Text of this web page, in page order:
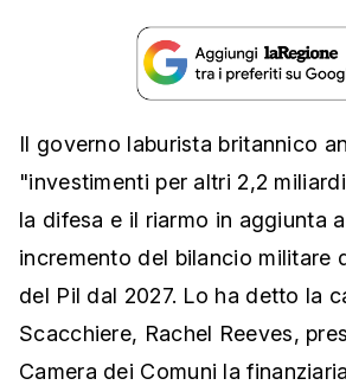
Il governo laburista britannico
"investimenti per altri 2,2
la difesa e il riarmo in aggiunta
incremento del bilancio militare
del Pil dal 2027. Lo ha detto la
Scacchiere, Rachel Reeves,
Camera dei Comuni la